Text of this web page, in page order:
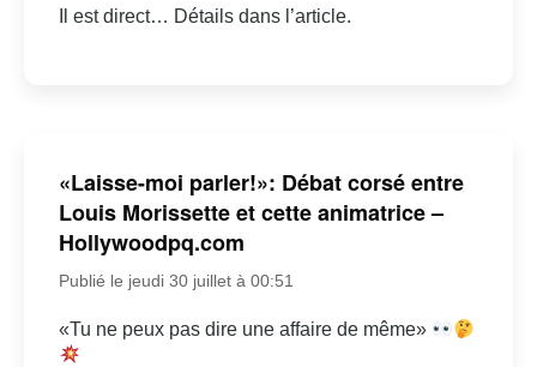
Il est direct… Détails dans l’article.
«Laisse-moi parler!»: Débat corsé entre
Louis Morissette et cette animatrice –
Hollywoodpq.com
Publié le jeudi 30 juillet à 00:51
«Tu ne peux pas dire une affaire de même»